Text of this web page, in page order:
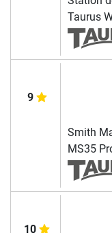
Taurus
9
Smith
MS35
10